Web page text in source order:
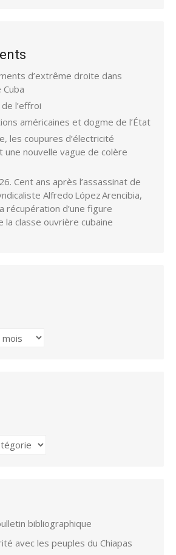
d’extrême droite dans
Cuba
l’effroi
américaines et dogme de l’État
les coupures d’électricité
une nouvelle vague de colère
Cent ans après l’assassinat de
Alfredo López Arencibia,
récupération d’une figure
la classe ouvrière cubaine
bibliographique
avec les peuples du Chiapas